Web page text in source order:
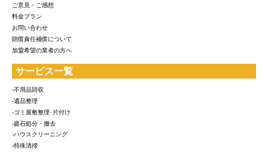
ご意見・ご感想
料金プラン
お問い合わせ
賠償責任補償について
加盟希望の業者の方へ
サービス一覧
-不用品回収
-遺品整理
-ゴミ屋敷整理･片付け
-庭石処分・撤去
-ハウスクリーニング
-特殊清掃